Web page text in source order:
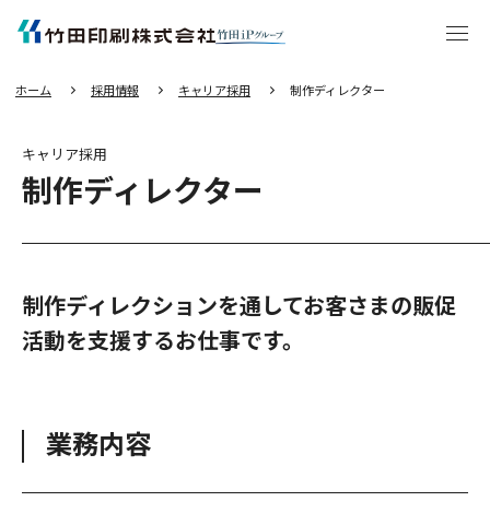
ホーム 採用情報 キャリア採用 制作ディレクター
キャリア採用
制作ディレクター
制作ディレクションを通してお客さまの販促
活動を支援するお仕事です。
業務内容